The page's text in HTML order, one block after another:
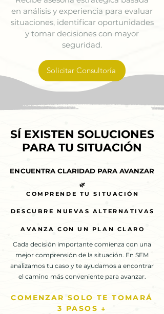
en análisis y experiencia para evaluar
situaciones, identificar oportunidades
y tomar decisiones con mayor
seguridad.
Solicitar Consultoría
SÍ EXISTEN SOLUCIONES
PARA TU SITUACIÓN
SÍ EXISTEN SOLUCIONES
PARA TU SITUACIÓN
ENCUENTRA CLARIDAD PARA AVANZAR
ENCUENTRA CLARIDAD PARA AVANZAR
🌿
COMPRENDE TU SITUACIÓN
DESCUBRE NUEVAS ALTERNATIVAS
AVANZA CON UN PLAN CLARO
🌿
COMPRENDE TU SITUACIÓN
DESCUBRE NUEVAS ALTERNATIVAS
AVANZA CON UN PLAN CLARO
Cada decisión importante comienza con una
mejor comprensión de la situación. En SEM
analizamos tu caso y te ayudamos a encontrar
el camino más conveniente para avanzar.
COMENZAR SOLO TE TOMARÁ
3 PASOS ↓